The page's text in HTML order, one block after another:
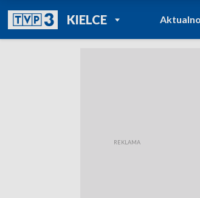
KIELCEPOWRÓT DO
TVP REGIONY